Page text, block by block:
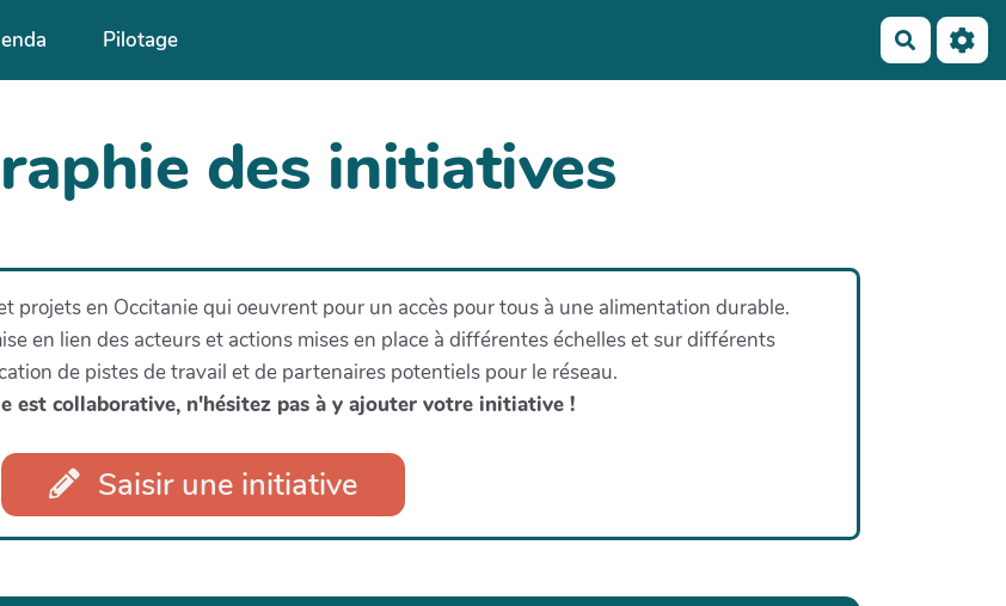
Pilotage
des initiatives
projets en Occitanie qui oeuvrent pour un accès pour tous à une alimentation durable.
en lien des acteurs et actions mises en place à différentes échelles et sur différents
de pistes de travail et de partenaires potentiels pour le réseau.
est collaborative, n'hésitez pas à y ajouter votre initiative !
Saisir une initiative